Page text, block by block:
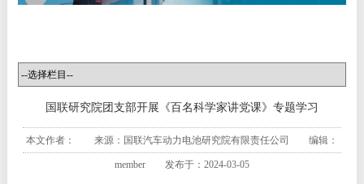
国联研究院团支部开展《百名科学家讲党课》专题学习
本文作者： 来源：国联汽车动力电池研究院有限责任公司 编辑：
member 发布于：2024-03-05